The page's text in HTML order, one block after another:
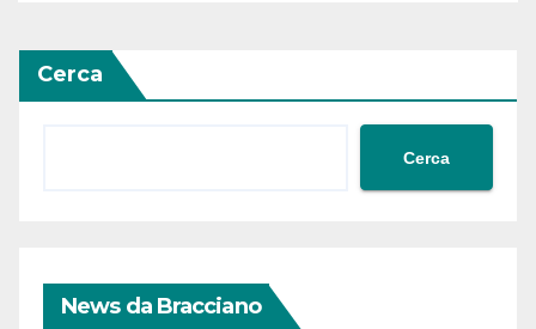
Cerca
Cerca
News da Bracciano